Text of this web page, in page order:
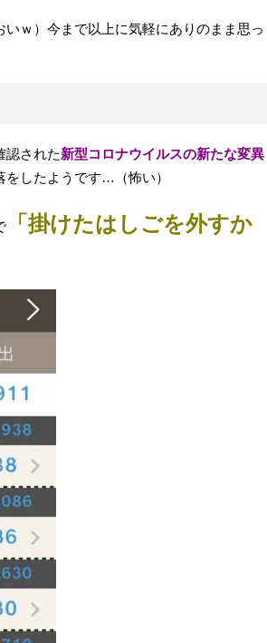
ｗ）今まで以上に気軽にありのまま思っ
認された新型コロナウイルスの新たな変異
したようです…（怖い）
「掛けたはしごを外すか